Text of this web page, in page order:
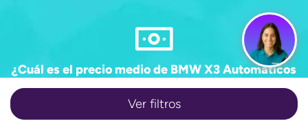
Ver filtros
¿Cuál es el precio medio de BMW X3 Automáticos
de Segunda Mano y Ocasión?
55.906€